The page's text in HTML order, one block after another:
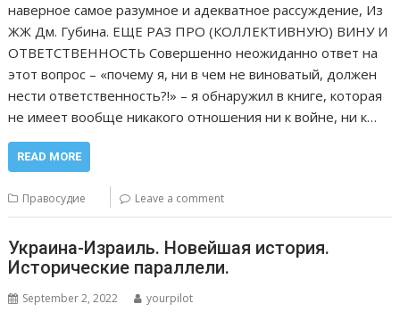
наверное самое разумное и адекватное рассуждение, Из
ЖЖ Дм. Губина. ЕЩЕ РАЗ ПРО (КОЛЛЕКТИВНУЮ) ВИНУ И
ОТВЕТСТВЕННОСТЬ Совершенно неожиданно ответ на
этот вопрос – «почему я, ни в чем не виноватый, должен
нести ответственность?!» – я обнаружил в книге, которая
не имеет вообще никакого отношения ни к войне, ни к…
READ MORE
Правосудие Leave a comment
Украина-Израиль. Новейшая история.
Исторические параллели.
September 2, 2022 yourpilot